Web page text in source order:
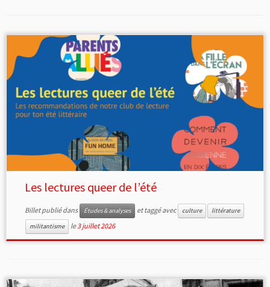
Les lectures queer de l’été
Billet publié dans Études & analyses et taggé avec culture
littérature
militantisme
le3 juillet 2026